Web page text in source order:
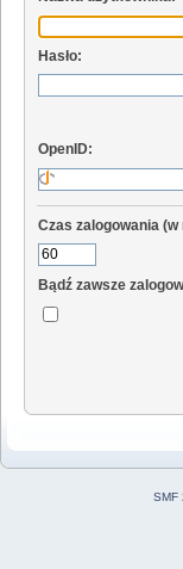
Hasło:
OpenID:
Czas zalogowania
Bądź zawsze
SMF